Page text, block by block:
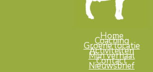
Home
Coaching
Groene locatie
Activiteiten
Mijn verhaal
Contact
Nieuwsbrief